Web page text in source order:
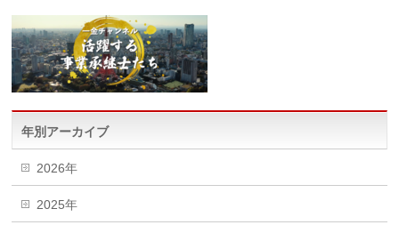
年別アーカイブ
2026年
2025年